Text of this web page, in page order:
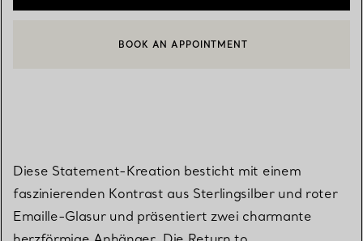
EINEN KUNDENBERATER KONTAKTIEREN ODER EINEN
BOOK AN APPOINTMENT
Diese Statement-Kreation besticht mit einem
faszinierenden Kontrast aus Sterlingsilber und roter
Emaille-Glasur und präsentiert zwei charmante